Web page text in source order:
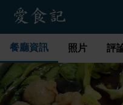
餐廳資訊 照片 評